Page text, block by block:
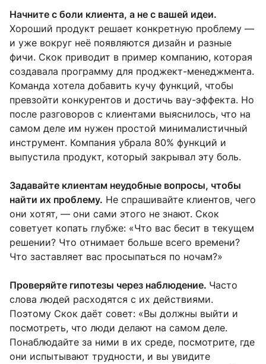
Начните с боли клиента, а не с вашей идеи.
Хороший продукт решает конкретную проблему —
и уже вокруг неё появляются дизайн и разные
фичи. Скок приводит в пример компанию, которая
создавала программу для проджект-менеджмента.
Команда хотела добавить кучу функций, чтобы
превзойти конкурентов и достичь вау-эффекта. Но
после разговоров с клиентами выяснилось, что на
самом деле им нужен простой минималистичный
инструмент. Компания убрала 80% функций и
выпустила продукт, который закрывал эту боль.
Задавайте клиентам неудобные вопросы, чтобы
найти их проблему. Не спрашивайте клиентов, чего
они хотят, — они сами этого не знают. Скок
советует копать глубже: «Что вас бесит в текущем
решении? Что отнимает больше всего времени?
Что заставляет вас просыпаться по ночам?»
Проверяйте гипотезы через наблюдение. Часто
слова людей расходятся с их действиями.
Поэтому Скок даёт совет: «Вы должны выйти и
посмотреть, что люди делают на самом деле.
Понаблюдайте за ними в их среде, посмотрите, где
они испытывают трудности, и вы увидите